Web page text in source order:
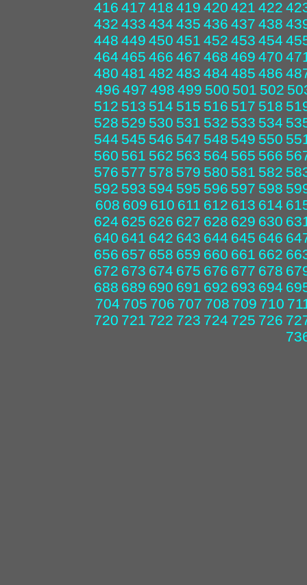
416 417 418 419 420 421 422
432 433 434 435 436 437 438
448 449 450 451 452 453 454
464 465 466 467 468 469 470
480 481 482 483 484 485 486
496 497 498 499 500 501 502
512 513 514 515 516 517 518
528 529 530 531 532 533 534
544 545 546 547 548 549 550
560 561 562 563 564 565 566
576 577 578 579 580 581 582
592 593 594 595 596 597 598
608 609 610 611 612 613 614
624 625 626 627 628 629 630
640 641 642 643 644 645 646
656 657 658 659 660 661 662
672 673 674 675 676 677 678
688 689 690 691 692 693 694
704 705 706 707 708 709 710
720 721 722 723 724 725 726